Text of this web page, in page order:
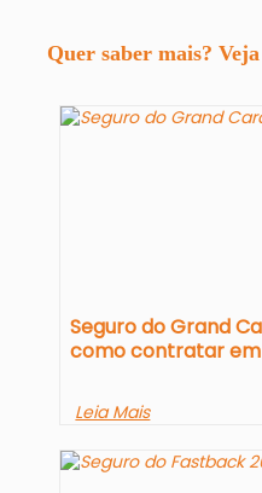
Quer saber mais?
Seguro do Grand
como contratar em
Leia Mais